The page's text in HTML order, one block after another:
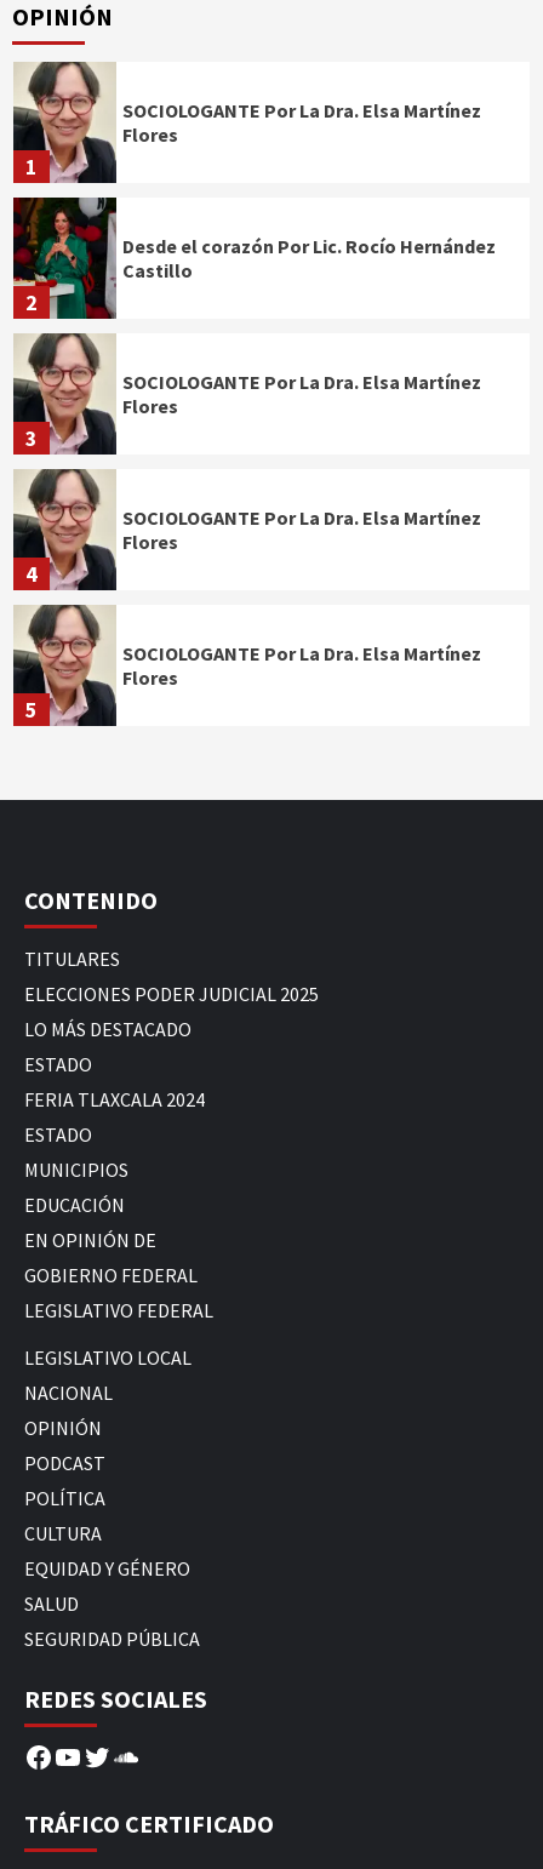
OPINIÓN
1
SOCIOLOGANTE Por La Dra. Elsa Martínez
Flores
2
Desde el corazón Por Lic. Rocío Hernández
Castillo
3
SOCIOLOGANTE Por La Dra. Elsa Martínez
Flores
4
SOCIOLOGANTE Por La Dra. Elsa Martínez
Flores
5
SOCIOLOGANTE Por La Dra. Elsa Martínez
Flores
CONTENIDO
TITULARES
ELECCIONES PODER JUDICIAL 2025
LO MÁS DESTACADO
ESTADO
FERIA TLAXCALA 2024
ESTADO
MUNICIPIOS
EDUCACIÓN
EN OPINIÓN DE
GOBIERNO FEDERAL
LEGISLATIVO FEDERAL
LEGISLATIVO LOCAL
NACIONAL
OPINIÓN
PODCAST
POLÍTICA
CULTURA
EQUIDAD Y GÉNERO
SALUD
SEGURIDAD PÚBLICA
REDES SOCIALES
Facebook
YouTube
Twitter
SoundCloud
TRÁFICO CERTIFICADO